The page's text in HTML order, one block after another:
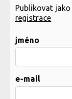
Publikovat
registrace
jméno
e-mail